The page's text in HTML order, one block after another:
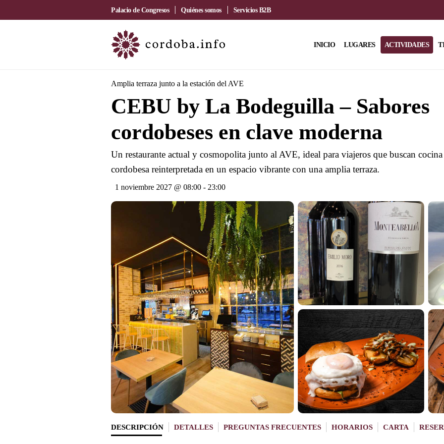
Palacio de Congresos Quiénes somos Servicios B2B
INICIO LUGARES ACTIVIDADES
Amplia terraza junto a la estación del AVE
CEBU by La Bodeguilla – Sabores
cordobeses en clave moderna
Un restaurante actual y cosmopolita junto al AVE, ideal para viajeros que buscan cocina
cordobesa reinterpretada en un espacio vibrante con una amplia terraza.
1 noviembre 2027 @ 08:00 - 23:00
DESCRIPCIÓN DETALLES PREGUNTAS FRECUENTES HORARIOS CARTA